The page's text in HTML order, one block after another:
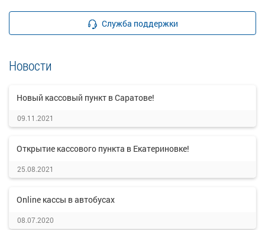
Служба поддержки
Новости
Новый кассовый пункт в Саратове!
09.11.2021
Открытие кассового пункта в Екатериновке!
25.08.2021
Online кассы в автобусах
08.07.2020